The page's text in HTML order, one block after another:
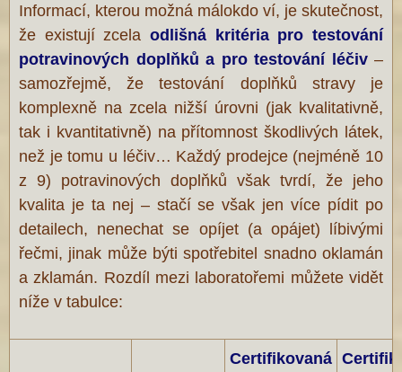
Informací, kterou možná málokdo ví, je skutečnost,
že existují zcela odlišná kritéria pro testování
potravinových doplňků a pro testování léčiv –
samozřejmě, že testování doplňků stravy je
komplexně na zcela nižší úrovni (jak kvalitativně,
tak i kvantitativně) na přítomnost škodlivých látek,
než je tomu u léčiv… Každý prodejce (nejméně 10
z 9) potravinových doplňků však tvrdí, že jeho
kvalita je ta nej – stačí se však jen více pídit po
detailech, nenechat se opíjet (a opájet) líbivými
řečmi, jinak může býti spotřebitel snadno oklamán
a zklamán. Rozdíl mezi laboratořemi můžete vidět
níže v tabulce:
Certifikovaná